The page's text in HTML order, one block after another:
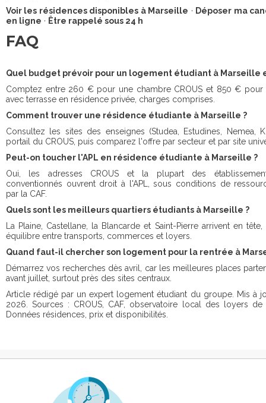
Voir les résidences disponibles à Marseille · Déposer ma
en ligne · Être rappelé sous 24 h
FAQ
Quel budget prévoir pour un logement étudiant à Marseille
Comptez entre 260 € pour une chambre CROUS et 850 € pour
avec terrasse en résidence privée, charges comprises.
Comment trouver une résidence étudiante à Marseille ?
Consultez les sites des enseignes (Studea, Estudines, Nemea,
portail du CROUS, puis comparez l'offre par secteur et par site
Peut-on toucher l'APL en résidence étudiante à Marseille ?
Oui, les adresses CROUS et la plupart des
conventionnés ouvrent droit à l'APL, sous conditions de
par la CAF.
Quels sont les meilleurs quartiers étudiants à Marseille ?
La Plaine, Castellane, la Blancarde et Saint-Pierre arrivent en
équilibre entre transports, commerces et loyers.
Quand faut-il chercher son logement pour la rentrée à
Démarrez vos recherches dès avril, car les meilleures places
avant juillet, surtout près des sites centraux.
Article rédigé par un expert logement étudiant du groupe. Mis à
2026. Sources : CROUS, CAF, observatoire local des loyers de
Données résidences, prix et disponibilités.